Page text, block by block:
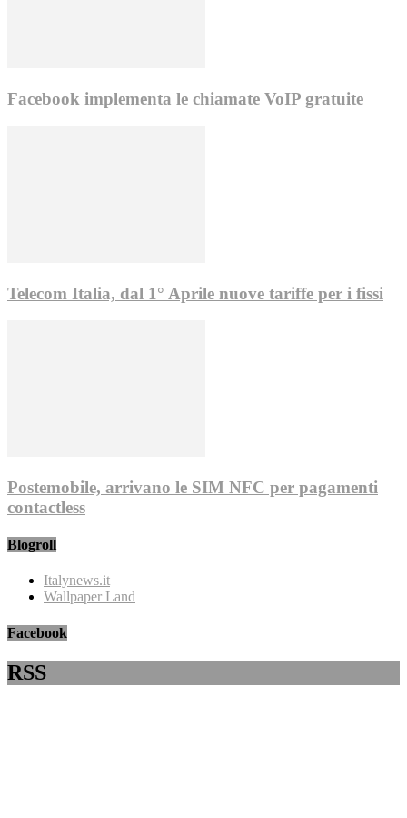
Facebook implementa le chiamate VoIP gratuite
Telecom Italia, dal 1° Aprile nuove tariffe per i fissi
Postemobile, arrivano le SIM NFC per pagamenti
contactless
Blogroll
Italynews.it
Wallpaper Land
Facebook
RSS